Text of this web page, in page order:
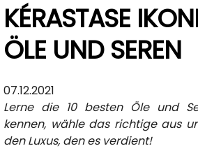
KÉRASTASE
ÖLE UND SEREN
07.12.2021
Lerne die 10 besten Öle und
kennen, wähle das richtige aus
den Luxus, den es verdient!